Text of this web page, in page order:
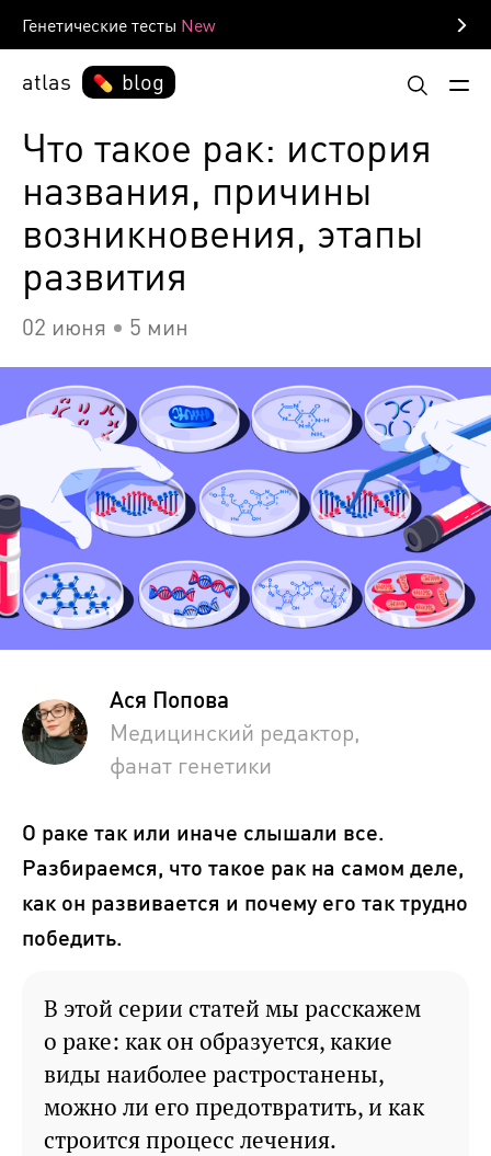
Генетические тесты
atlas blog
Что такое рак: история
названия, причины
возникновения, этапы
развития
02 июня 5 мин
О раке так или иначе слышали все.
Разбираемся, что такое рак на самом деле,
как он развивается и почему его так трудно
победить.
В этой серии статей мы расскажем
о раке: как он образуется, какие
виды наиболее растростанены,
можно ли его предотвратить, и как
строится процесс лечения.
Ася Попова
Медицинский редактор,
фанат генетики